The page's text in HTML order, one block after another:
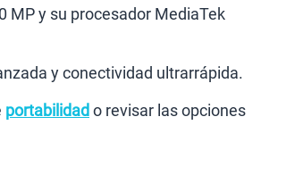
MP y su procesador MediaTek
y conectividad ultrarrápida.
portabilidad o revisar las opciones